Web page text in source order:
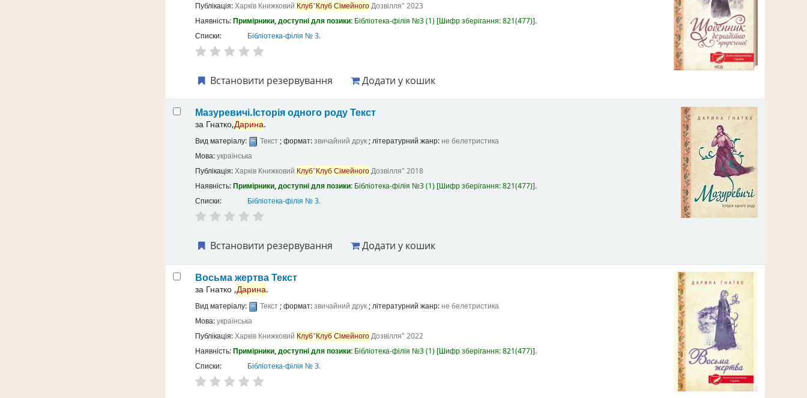
Публікація:Харків Книжковий Клуб"КлубСімейногоДозвілля" 2023
Наявність:Примірники, доступні для позики: Бібліотека-філія №3(1) Шифр зберігання:821(477) .
Списки:
Бібліотека-філія № 3.
Встановити резервування Додати у кошик
Мазуревичі.Історія одного родуТекст
за Гнатко,Дарина.
Вид матеріалу: Текст; формат:звичайний друк; літературний жанр: не белетристика
Мова:українська
Публікація:Харків Книжковий Клуб"КлубСімейногоДозвілля" 2018
Наявність:Примірники, доступні для позики: Бібліотека-філія №3(1) Шифр зберігання:821(477) .
Списки:
Бібліотека-філія № 3.
Встановити резервування Додати у кошик
Восьма жертваТекст
за Гнатко ,Дарина.
Вид матеріалу: Текст; формат:звичайний друк; літературний жанр:не белетристика
Мова:українська
Публікація:Харків Книжковий Клуб"КлубСімейногоДозвілля" 2022
Наявність:Примірники, доступні для позики: Бібліотека-філія №3(1) Шифр зберігання:821(477) .
Списки:
Бібліотека-філія № 3.